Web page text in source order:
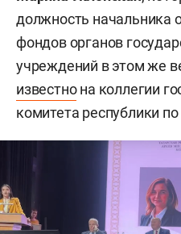
должность начальника
фондов органов
учреждений в этом же
известнона коллегии
комитета республики